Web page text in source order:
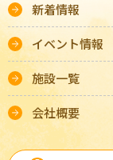
新着情報
イベント情報
施設一覧
会社概要